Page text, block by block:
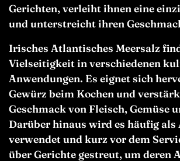
Gerichten, verleiht ihnen eine
und unterstreicht ihren
Irisches Atlantisches Meersalz
Vielseitigkeit in verschiedenen
Anwendungen. Es eignet sich
Gewürz beim Kochen und
Geschmack von Fleisch, Gemüse
Darüber hinaus wird es häufig als
verwendet und kurz vor dem
über Gerichte gestreut, um deren